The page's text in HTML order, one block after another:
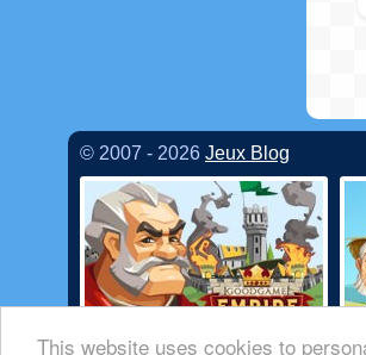
This website uses cookies to
© 2007 - 2026 Jeux Blog